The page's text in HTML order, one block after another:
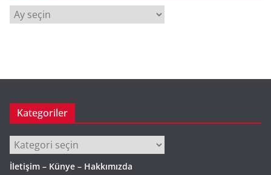
r
Kategoriler
Kategoriler
İletişim – Künye – Hakkımızda